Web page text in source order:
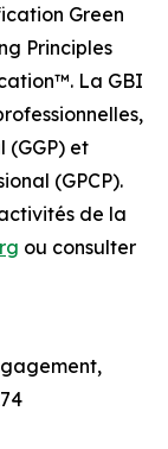
Green
Principles
La GBI
(GGP) et
(GPCP).
de la
ou consulter